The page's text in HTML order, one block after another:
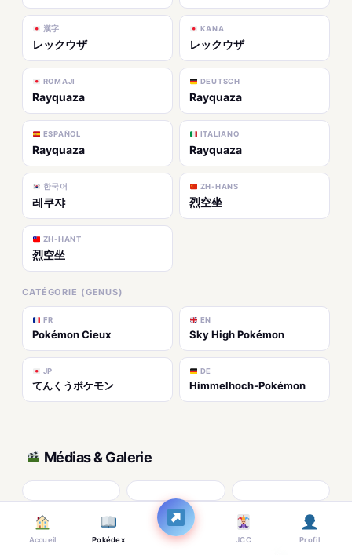
漢字
レックウザ
KANA
レックウザ
ROMAJI
Rayquaza
DEUTSCH
Rayquaza
ESPAÑOL
Rayquaza
ITALIANO
Rayquaza
한국어
레쿠쟈
ZH-HANS
烈空坐
ZH-HANT
烈空坐
CATÉGORIE (GENUS)
FR
Pokémon Cieux
EN
Sky High Pokémon
JP
てんくうポケモン
DE
Himmelhoch-Pokémon
Médias & Galerie
Accueil Pokédex JCC Profil